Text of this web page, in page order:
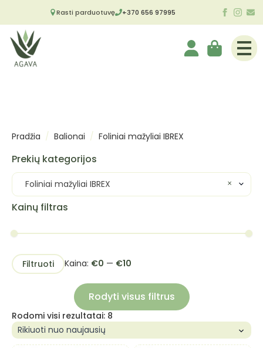
Rasti parduotuvę +370 656 97995
Pradžia Balionai Foliniai mažyliai IBREX
Prekių kategorijos
×
Foliniai mažyliai IBREX
Kainų filtras
Min
kaina
Maks
kainaFiltruoti Kaina: €0 — €10
Rodyti visus filtrus
Rodomi visi rezultatai: 8
naujausią